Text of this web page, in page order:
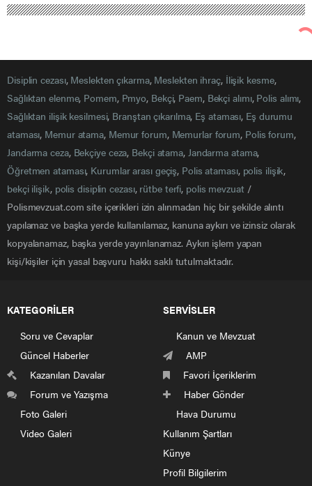
Emniyet Genel Müdürlüğü mazeret ataması ve erteleme
işlemleri 2023 yılında mart ayında yapılacak.
Ülkemizde yaşanan elim deprem afeti nedeniyle bir çok
kamu kurum ve kuruluşlarında iş ve işlemlerde aksamalar
ve gecikmeler oldu. Aynı şekilde emniyet genel
müdürlüğünde de mazeret atamaları henüz açıklanmadı.
Cumhurbaşkanı Recep Tayyip ERDOĞAN tarafından
yapılan emniyet atama yönetmeliğindeki değişiklikle
2023 yılında Mart ayında yapılacaktır.